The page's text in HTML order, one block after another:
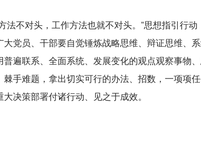
不对头，工作方法也就不对头。”思想指引行动
党员、干部要自觉锤炼战略思维、辩证思维、
遍联系、全面系统、发展变化的观点观察事物
手难题，拿出切实可行的办法、招数，一项项
决策部署付诸行动、见之于成效。